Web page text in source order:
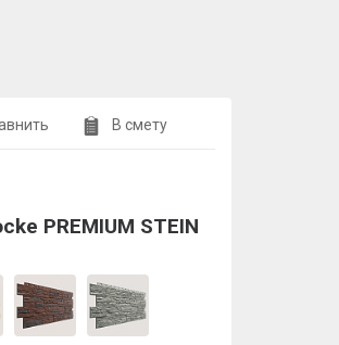
В смету
PREMIUM STEIN